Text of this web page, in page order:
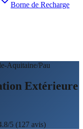
Borne de Recharge
Aquitaine/Pau
Extérieure
5 (127 avis)